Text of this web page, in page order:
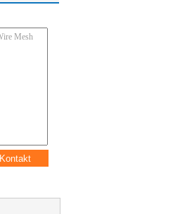
Kontakt